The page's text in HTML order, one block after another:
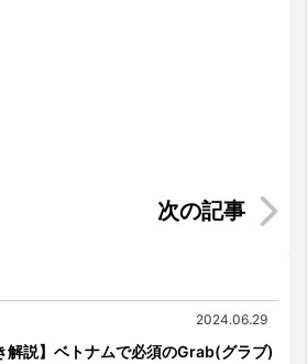
すすめのオガーニックカフェ3
改正案（2019年）の重要なポ
2024.06.29
解説】ベトナムで必須のGrab(グラブ)